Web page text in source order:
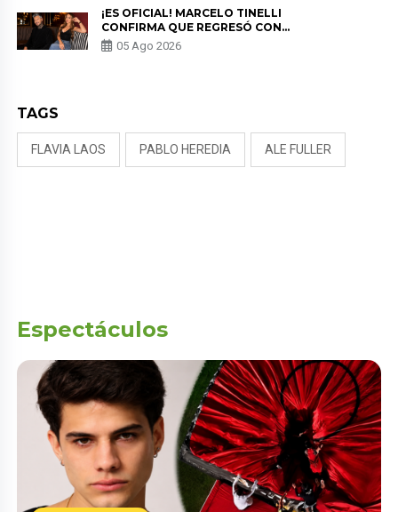
¡ES OFICIAL! MARCELO TINELLI
CONFIRMA QUE REGRESÓ CON
MILETT FIGUEROA: “EL AMOR
PUDO MÁS”
05 Ago 2026
TAGS
FLAVIA LAOS PABLO HEREDIA ALE FULLER
Espectáculos